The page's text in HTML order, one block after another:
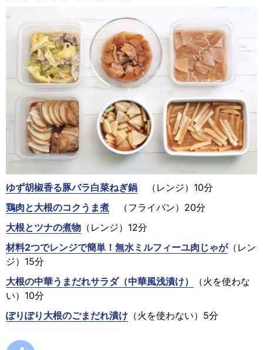
ゆず胡椒香る豚バラ白菜ねぎ鍋 （レンジ）10分
鶏肉と大根のコクうま煮 （フライパン）20分
大根とツナの煮物 （レンジ）12分
材料2つでレンジで簡単！無水ミルフィーユ肉じゃが（レン
ジ）15分
大根の中華うまだれサラダ（中華風浅漬け）
（火を使わな
い）10分
ぽりぽり大根のごまだれ漬け （火を使わない）5分